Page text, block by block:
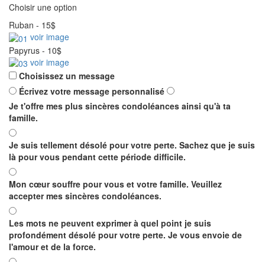
Choisir une option
Ruban - 15$
voir image
Papyrus - 10$
voir image
Choisissez un message
Écrivez votre message personnalisé
Je t'offre mes plus sincères condoléances ainsi qu'à ta
famille.
Je suis tellement désolé pour votre perte. Sachez que je suis
là pour vous pendant cette période difficile.
Mon cœur souffre pour vous et votre famille. Veuillez
accepter mes sincères condoléances.
Les mots ne peuvent exprimer à quel point je suis
profondément désolé pour votre perte. Je vous envoie de
l'amour et de la force.